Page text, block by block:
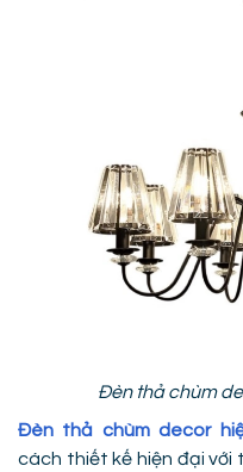
Đèn thả chùm
Đèn thả chùm decor
cách thiết kế hiện đại với